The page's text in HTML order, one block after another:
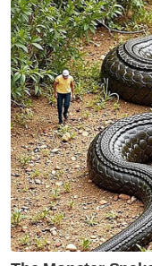
Beliau
Negeri (ADUN)
hingga 1999,
Pasir Salak dari